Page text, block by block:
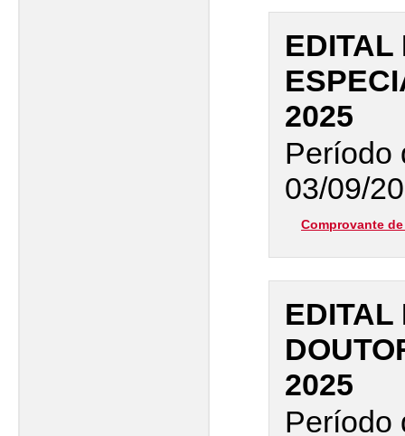
EDITAL
2025
Período
03/09/
Comprovante
EDITAL
2025
Período